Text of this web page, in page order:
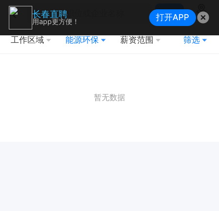
搜索
地图
工作区域 能源环保 薪资范围 筛选
暂无数据
长春直聘
用app更方便！ 打开APP